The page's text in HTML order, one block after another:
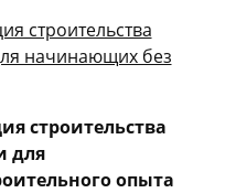
строительства
для
опыта